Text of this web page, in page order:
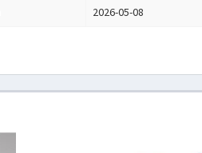
2026-05-08